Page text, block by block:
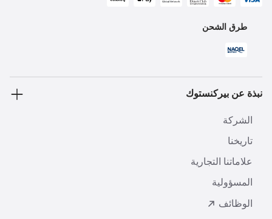
طرق الشحن
نبذة عن بيركنستوك
الشركة
تاريخنا
علاماتنا التجارية
المسؤولية
الوظائف